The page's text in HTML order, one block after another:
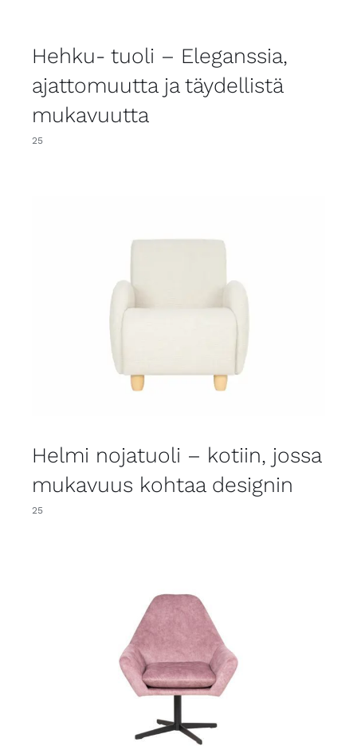
Hehku- tuoli – Eleganssia,
ajattomuutta ja täydellistä
mukavuutta
25
Helmi nojatuoli – kotiin, jossa
mukavuus kohtaa designin
25